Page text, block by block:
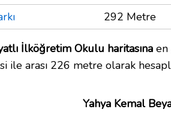
292 Metre
İlköğretim Okulu haritasına en
ile arası 226 metre olarak
Yahya Kemal